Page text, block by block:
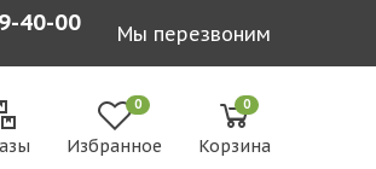
40-00 Мы перезвоним
0
Избранное
0
Корзина